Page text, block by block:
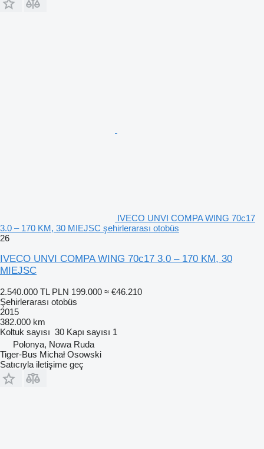
IVECO UNVI COMPA WING 70c17
3.0 – 170 KM, 30 MIEJSC şehirlerarası otobüs
26
IVECO UNVI COMPA WING 70c17 3.0 – 170 KM, 30
MIEJSC
2.540.000 TL PLN 199.000 ≈ €46.210
Şehirlerarası otobüs
2015
382.000 km
Koltuk sayısı 30 Kapı sayısı 1
Polonya, Nowa Ruda
Tiger-Bus Michał Osowski
Satıcıyla iletişime geç